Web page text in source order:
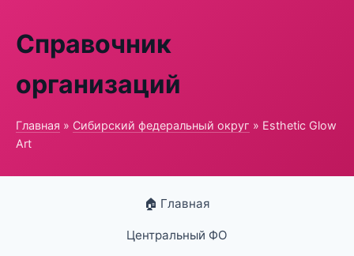
Справочник
организаций
Главная » Сибирский федеральный округ » Esthetic Glow
Art
🏠 Главная
Центральный ФО